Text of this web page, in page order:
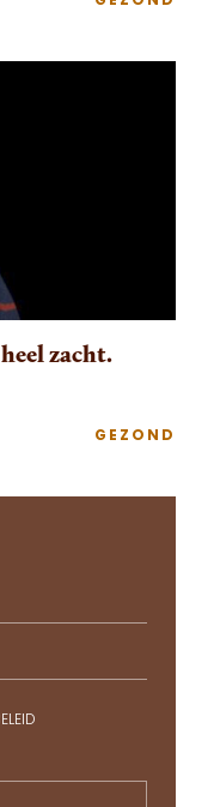
zacht.
GEZOND